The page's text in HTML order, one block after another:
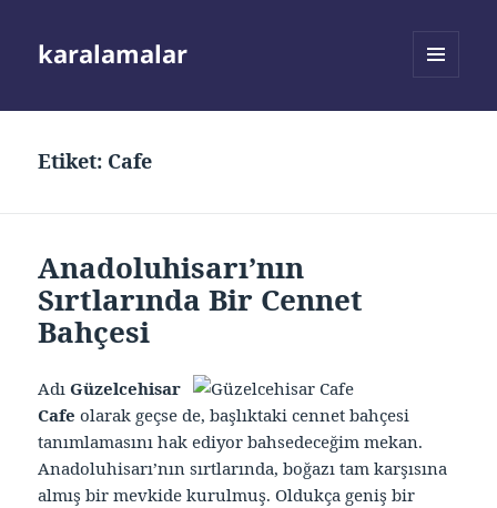
karalamalar
Etiket: Cafe
Anadoluhisarı’nın
Sırtlarında Bir Cennet
Bahçesi
AdıGüzelcehisar
Cafe olarak geçse de, başlıktaki cennet bahçesi
tanımlamasını hak ediyor bahsedeceğim mekan.
Anadoluhisarı’nın sırtlarında, boğazı tam karşısına
almış bir mevkide kurulmuş. Oldukça geniş bir